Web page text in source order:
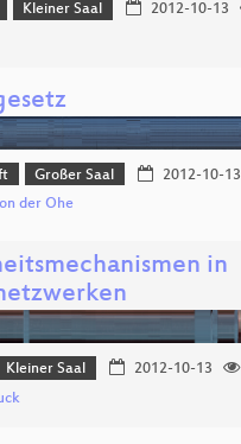
Kleiner Saal 2012-10-13
Großer Saal 2012-10-13
der Ohe
in
Kleiner Saal 2012-10-13